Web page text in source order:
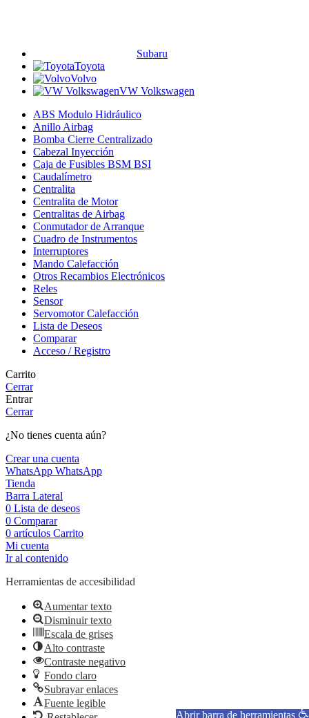
Subaru
Toyota
Volvo
VW Volkswagen
ABS Modulo Hidráulico
Anillo Airbag
Bomba Cierre Centralizado
Cabezal Inyección
Caja de Fusibles BSM BSI
Caudalímetro
Centralita
Centralita de Motor
Centralitas de Airbag
Conmutador de Arranque
Cuadro de Instrumentos
Interruptores
Mando Calefacción
Otros Recambios Electrónicos
Reles
Sensor
Servomotor Calefacción
Lista de Deseos
Comparar
Acceso / Registro
Carrito
Cerrar
Entrar
Cerrar
¿No tienes cuenta aún?
Crear una cuenta
WhatsApp WhatsApp
Tienda
Barra Lateral
0 Lista de deseos
0 Comparar
0 artículos Carrito
Mi cuenta
Ir al contenido
Abrir barra de herramientas
Herramientas de accesibilidad
Aumentar texto
Disminuir texto
Escala de grises
Alto contraste
Contraste negativo
Fondo claro
Subrayar enlaces
Fuente legible